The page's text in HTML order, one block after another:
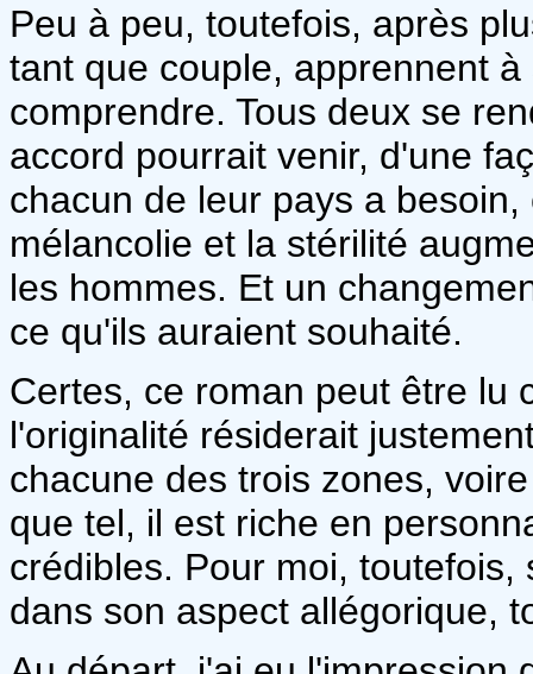
Peu à peu, toutefois, après
tant que couple, apprennent
comprendre. Tous deux se
accord pourrait venir, d'une
chacun de leur pays a
mélancolie et la stérilité
les hommes. Et un
ce qu'ils auraient souhaité.
Certes, ce roman peut être lu
l'originalité résiderait
chacune des trois zones,
que tel, il est riche en
crédibles. Pour moi,
dans son aspect allégorique,